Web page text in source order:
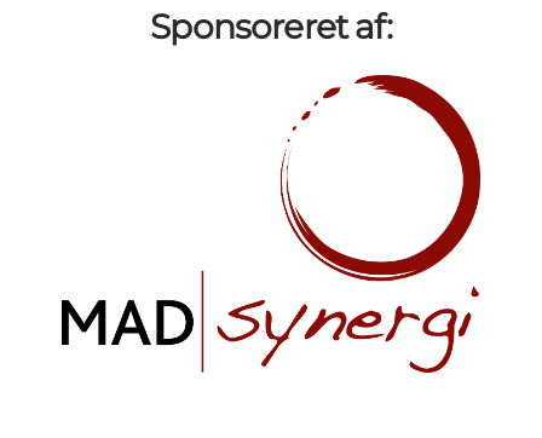
Sponsoreret af: